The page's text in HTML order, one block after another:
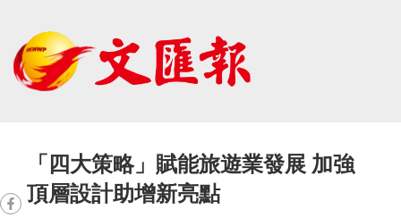
「四大策略」賦能旅遊業發展 加強
頂層設計助增新亮點